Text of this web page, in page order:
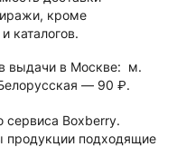
кроме
каталогов.
выдачи в Москве: м.
— 90 руб..
Boxberry.
продукции подходящие